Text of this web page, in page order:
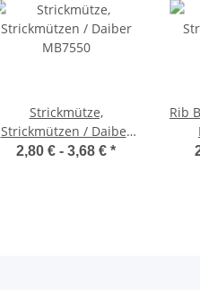
Strickmütze,
Strickmützen / Daiber
MB7550
2,80 € - 3,68 € *
Rib